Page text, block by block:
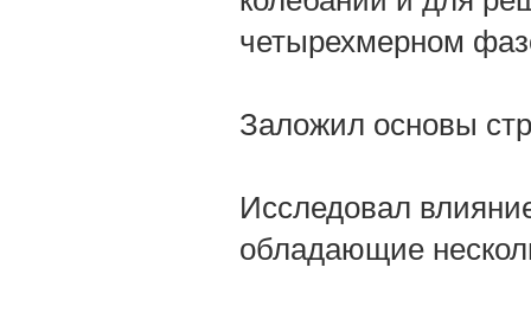
четырехмерном
Заложил основы
Исследовал
обладающие